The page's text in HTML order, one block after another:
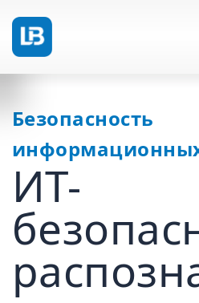
Безопасность
ИТ-